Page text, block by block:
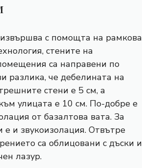
с помощта на рамкова
стените на
са направени по
разлика, че дебелината на
стени е 5 см, а
улицата е 10 см. По-добре е
от базалтова вата. За
е и звукоизолация. Отвътре
са облицовани с дъски и
лазур.